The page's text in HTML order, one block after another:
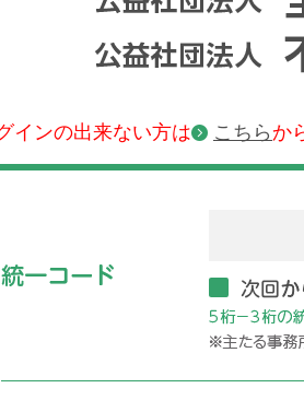
インの出来ない方は こちらか